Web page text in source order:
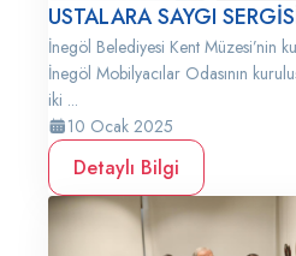
USTALARA SAYGI
İnegöl Belediyesi Kent Müzesi’nin
İnegöl Mobilyacılar Odasının
iki ...
10 Ocak 2025
Detaylı Bilgi